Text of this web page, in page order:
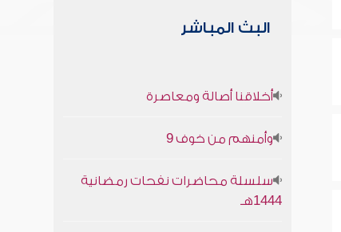
البث المباشر
أخلاقنا أصالة ومعاصرة
وأمنهم من خوف 9
سلسلة محاضرات نفحات رمضانية
1444هـ